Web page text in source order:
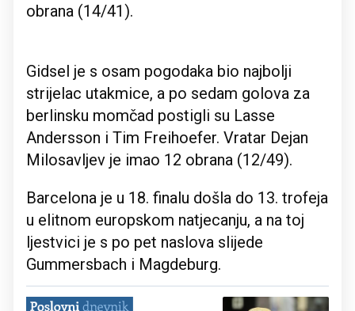
obrana (14/41).
Gidsel je s osam pogodaka bio najbolji
strijelac utakmice, a po sedam golova za
berlinsku momčad postigli su Lasse
Andersson i Tim Freihoefer. Vratar Dejan
Milosavljev je imao 12 obrana (12/49).
Barcelona je u 18. finalu došla do 13. trofeja
u elitnom europskom natjecanju, a na toj
ljestvici je s po pet naslova slijede
Gummersbach i Magdeburg.